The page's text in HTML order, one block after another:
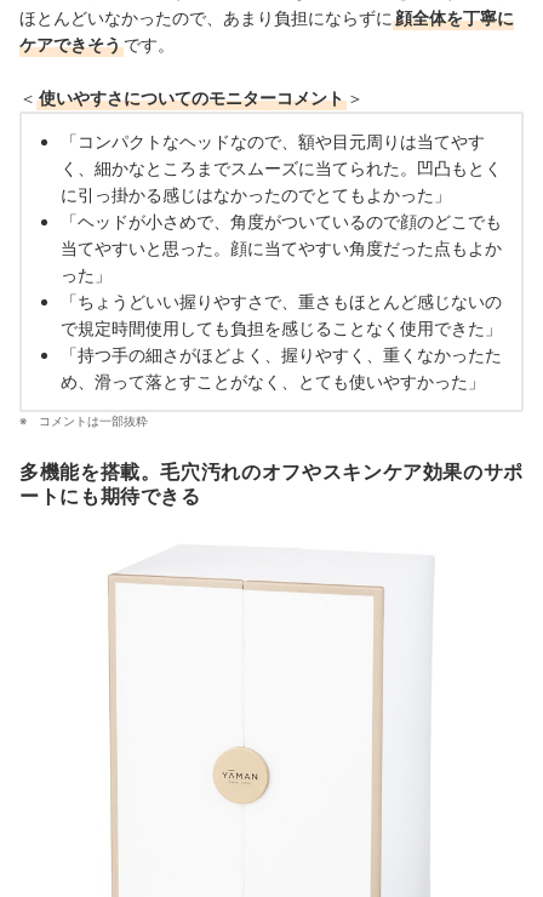
ほとんどいなかったので、あまり負担にならずに 顔全体を丁寧に
ケアできそうです。
＜ 使いやすさについてのモニターコメント ＞
「コンパクトなヘッドなので、額や目元周りは当てやす
く、細かなところまでスムーズに当てられた。凹凸もとく
に引っ掛かる感じはなかったのでとてもよかった」
「ヘッドが小さめで、角度がついているので顔のどこでも
当てやすいと思った。顔に当てやすい角度だった点もよか
った」
「ちょうどいい握りやすさで、重さもほとんど感じないの
で規定時間使用しても負担を感じることなく使用できた」
「持つ手の細さがほどよく、握りやすく、重くなかったた
め、滑って落とすことがなく、とても使いやすかった」
コメントは一部抜粋
多機能を搭載。毛穴汚れのオフやスキンケア効果のサポ
ートにも期待できる